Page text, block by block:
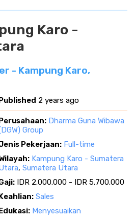
Karo -
- Kampung Karo,
2 years ago
Dharma Guna Wibawa
Group
Pekerjaan: Full-time
Kampung Karo - Sumatera
, Sumatera Utara
IDR 2.000.000 - IDR 5.700.000
Sales
Menyesuaikan